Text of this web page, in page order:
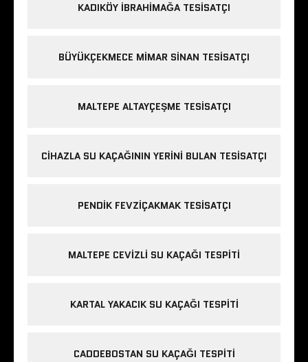
KADIKÖY IBRAHIMAĞA TESISATÇI
BÜYÜKÇEKMECE MIMAR SINAN TESISATÇI
MALTEPE ALTAYÇEŞME TESISATÇI
CIHAZLA SU KAÇAĞININ YERINI BULAN TESISATÇI
PENDIK FEVZIÇAKMAK TESISATÇI
MALTEPE CEVIZLI SU KAÇAĞI TESPITI
KARTAL YAKACIK SU KAÇAĞI TESPITI
CADDEBOSTAN SU KAÇAĞI TESPITI